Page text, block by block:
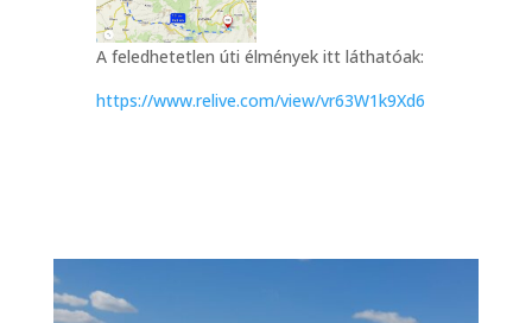
A feledhetetlen úti élmények itt láthatóak:
https://www.relive.com/view/vr63W1k9Xd6